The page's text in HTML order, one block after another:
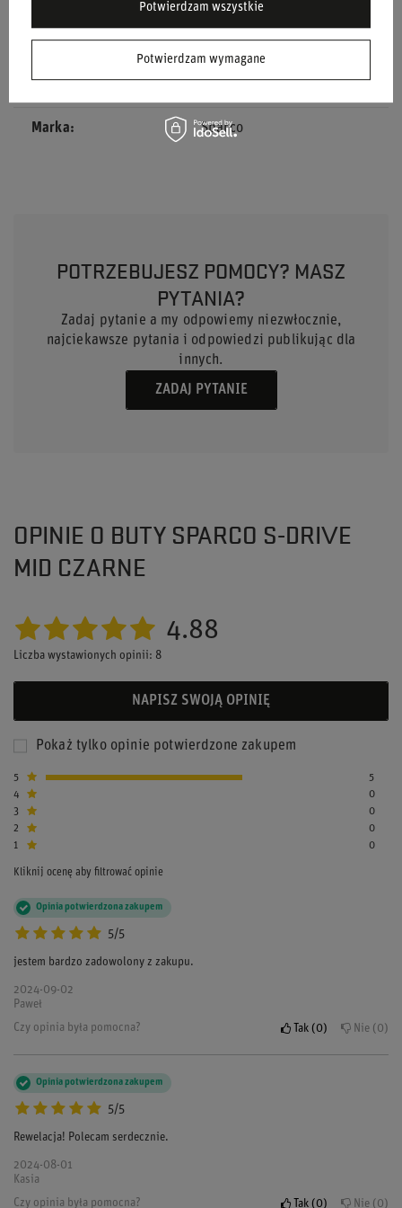
Grupa wiekowa Dorośli
Marka Sparco
POTRZEBUJESZ POMOCY? MASZ
PYTANIA?
Zadaj pytanie a my odpowiemy niezwłocznie,
najciekawsze pytania i odpowiedzi publikując dla
innych.
ZADAJ PYTANIE
OPINIE O BUTY SPARCO S-DRIVE
MID CZARNE
4.88
Liczba wystawionych opinii: 8
NAPISZ SWOJĄ OPINIĘ
Pokaż tylko opinie potwierdzone zakupem
5
5
4
0
3
0
2
0
1
0
Kliknij ocenę aby filtrować opinie
5/5
Opinia potwierdzona zakupem
jestem bardzo zadowolony z zakupu.
2024-09-02
Paweł
Czy opinia była pomocna?
Tak 0 Nie 0
5/5
Opinia potwierdzona zakupem
Rewelacja! Polecam serdecznie.
2024-08-01
Kasia
Czy opinia była pomocna?
Tak 0 Nie 0
Potwierdzam wymagane
Potwierdzam wszystkie